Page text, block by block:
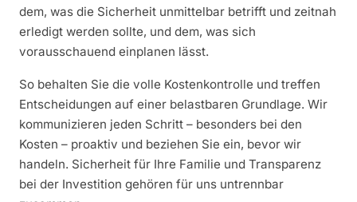
dem, was die Sicherheit unmittelbar betrifft und zeitnah
erledigt werden sollte, und dem, was sich
vorausschauend einplanen lässt.
So behalten Sie die volle Kostenkontrolle und treffen
Entscheidungen auf einer belastbaren Grundlage. Wir
kommunizieren jeden Schritt – besonders bei den
Kosten – proaktiv und beziehen Sie ein, bevor wir
handeln. Sicherheit für Ihre Familie und Transparenz
bei der Investition gehören für uns untrennbar